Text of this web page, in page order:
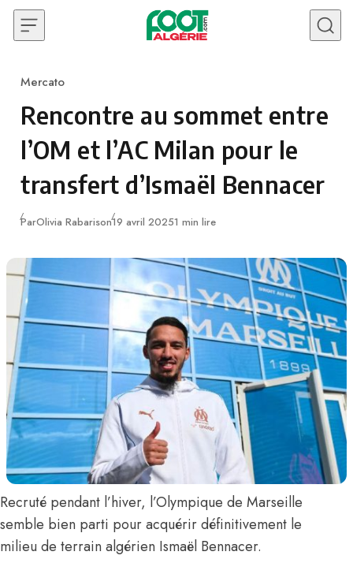
Skip to content
Category
Mercato
Rencontre au sommet entre
l’OM et l’AC Milan pour le
transfert d’Ismaël Bennacer
ParOlivia RabarisonPublié
19 avril 20251 min lire
Recruté pendant l’hiver, l’Olympique de Marseille
semble bien parti pour acquérir définitivement le
milieu de terrain algérien Ismaël Bennacer.